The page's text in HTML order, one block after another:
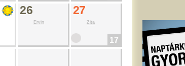
26
Ervin
27
Zita
17